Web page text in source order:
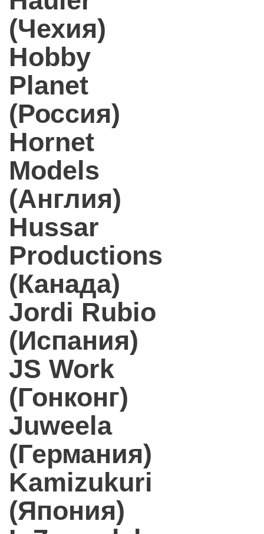
(Чехия)
Hobby
Planet
(Россия)
Hornet
Models
(Англия)
Hussar
Productions
(Канада)
Jordi Rubio
(Испания)
JS Work
(Гонконг)
Juweela
(Германия)
Kamizukuri
(Япония)